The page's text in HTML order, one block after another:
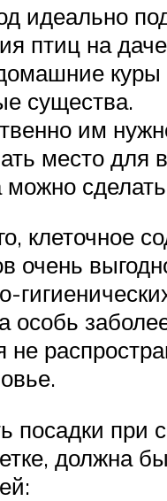
идеально
птиц на
куры
существа.
им
место для
можно
клеточное
очень
особь
не
посадки при
должна